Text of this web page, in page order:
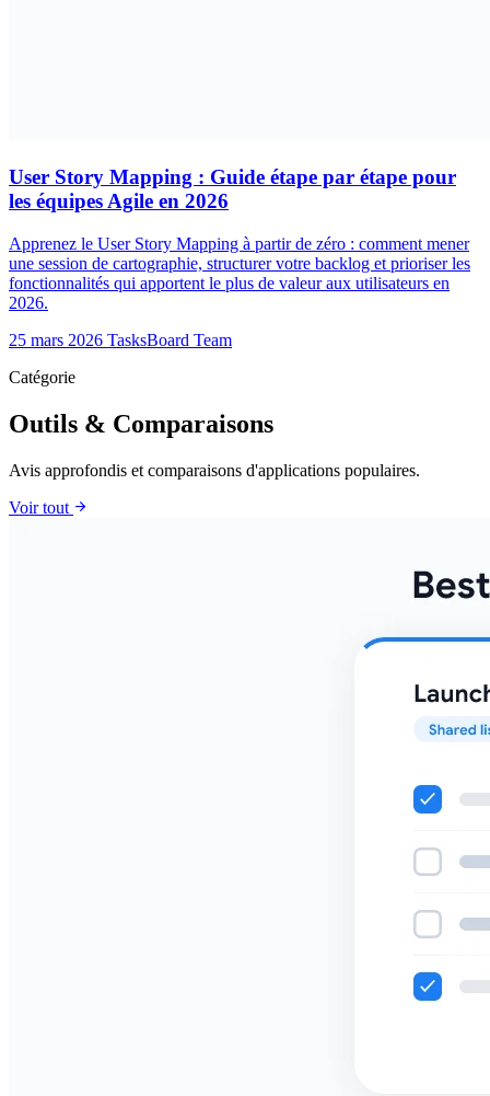
User Story Mapping : Guide étape par étape pour
les équipes Agile en 2026
Apprenez le User Story Mapping à partir de zéro : comment mener
une session de cartographie, structurer votre backlog et prioriser les
fonctionnalités qui apportent le plus de valeur aux utilisateurs en
2026.
25 mars 2026 TasksBoard Team
Catégorie
Outils & Comparaisons
Avis approfondis et comparaisons d'applications populaires.
Voir tout arrow_forward